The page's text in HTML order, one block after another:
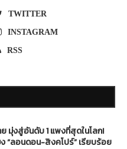
TWITTER
INSTAGRAM
RSS
ย มุ่งสู่อันดับ 1 แพงที่สุดในโลก!
ง “ลอนดอน-สิงคโปร์” เรียบร้อย